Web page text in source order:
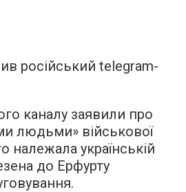
російський telegram-
каналу заявили про
людьми» військової
належала українській
до Ерфурту